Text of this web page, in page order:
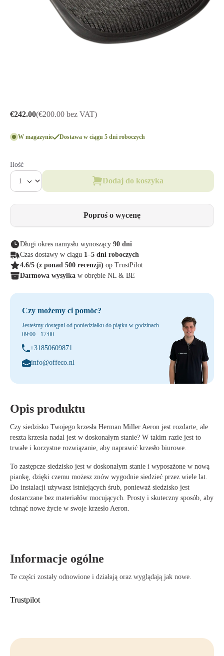
€242.00(€200.00 bez VAT)
W magazynie Dostawa w ciągu 5 dni roboczych
Ilość
Dodaj do koszyka
Poproś o wycenę
Długi okres namysłu wynoszący 90 dni
Czas dostawy w ciągu 1–5 dni roboczych
4.6/5 (z ponad 500 recenzji) op TrustPilot
Darmowa wysyłka w obrębie NL & BE
Czy możemy ci pomóc?
Jesteśmy dostępni od poniedziałku do piątku w godzinach
09:00 - 17:00.
+31850609871
info@offeco.nl
Opis produktu
Czy siedzisko Twojego krzesła Herman Miller Aeron jest rozdarte, ale
reszta krzesła nadal jest w doskonałym stanie? W takim razie jest to
trwałe i korzystne rozwiązanie, aby naprawić krzesło biurowe.
To zastępcze siedzisko jest w doskonałym stanie i wyposażone w nową
piankę, dzięki czemu możesz znów wygodnie siedzieć przez wiele lat.
Do instalacji używasz istniejących śrub, ponieważ siedzisko jest
dostarczane bez materiałów mocujących. Prosty i skuteczny sposób, aby
tchnąć nowe życie w swoje krzesło Aeron.
Informacje ogólne
Te części zostały odnowione i działają oraz wyglądają jak nowe.
Trustpilot